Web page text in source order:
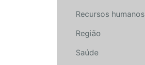
Recursos humanos
Região
Saúde